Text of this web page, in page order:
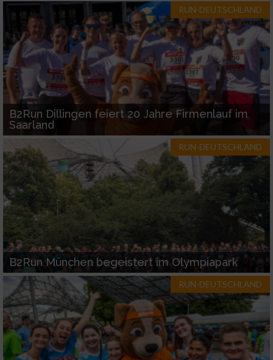
RUN-DEUTSCHLAND
B2Run Dillingen feiert 20 Jahre Firmenlauf im
Saarland
RUN-DEUTSCHLAND
B2Run München begeistert im Olympiapark
RUN-DEUTSCHLAND